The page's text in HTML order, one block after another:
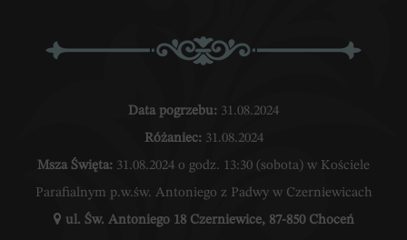
Data pogrzebu: 31.08.2024
Różaniec: 31.08.2024
Msza Święta: 31.08.2024 o godz. 13:30 (sobota) w Kościele
Parafialnym p.w.św. Antoniego z Padwy w Czerniewicach
ul. Św. Antoniego 18 Czerniewice, 87-850 Choceń